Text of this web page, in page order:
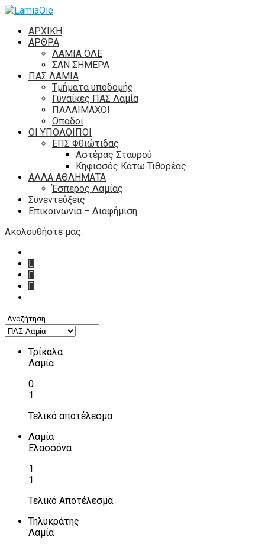
ΑΡΧΙΚΗ
ΑΡΘΡΑ
ΛΑΜΙΑ ΟΛΕ
ΣΑΝ ΣΗΜΕΡΑ
ΠΑΣ ΛΑΜΙΑ
Τμήματα υποδομής
Γυναίκες ΠΑΣ Λαμία
ΠΑΛΑΙΜΑΧΟΙ
Οπαδοί
ΟΙ ΥΠΟΛΟΙΠΟΙ
ΕΠΣ Φθιώτιδας
Αστέρας Σταυρού
Κηφισσός Κάτω Τιθορέας
ΑΛΛΑ ΑΘΛΗΜΑΤΑ
Έσπερος Λαμίας
Συνεντεύξεις
Επικοινωνία – Διαφήμιση
Ακολουθήστε μας:
Τρίκαλα
Λαμία
0
1
Τελικό αποτέλεσμα
Λαμία
Ελασσόνα
1
1
Τελικό Αποτέλεσμα
Τηλυκράτης
Λαμία